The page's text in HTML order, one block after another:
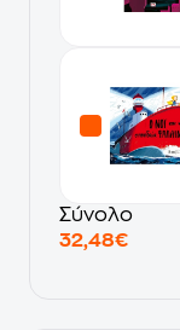
Σύνολο
32,48€